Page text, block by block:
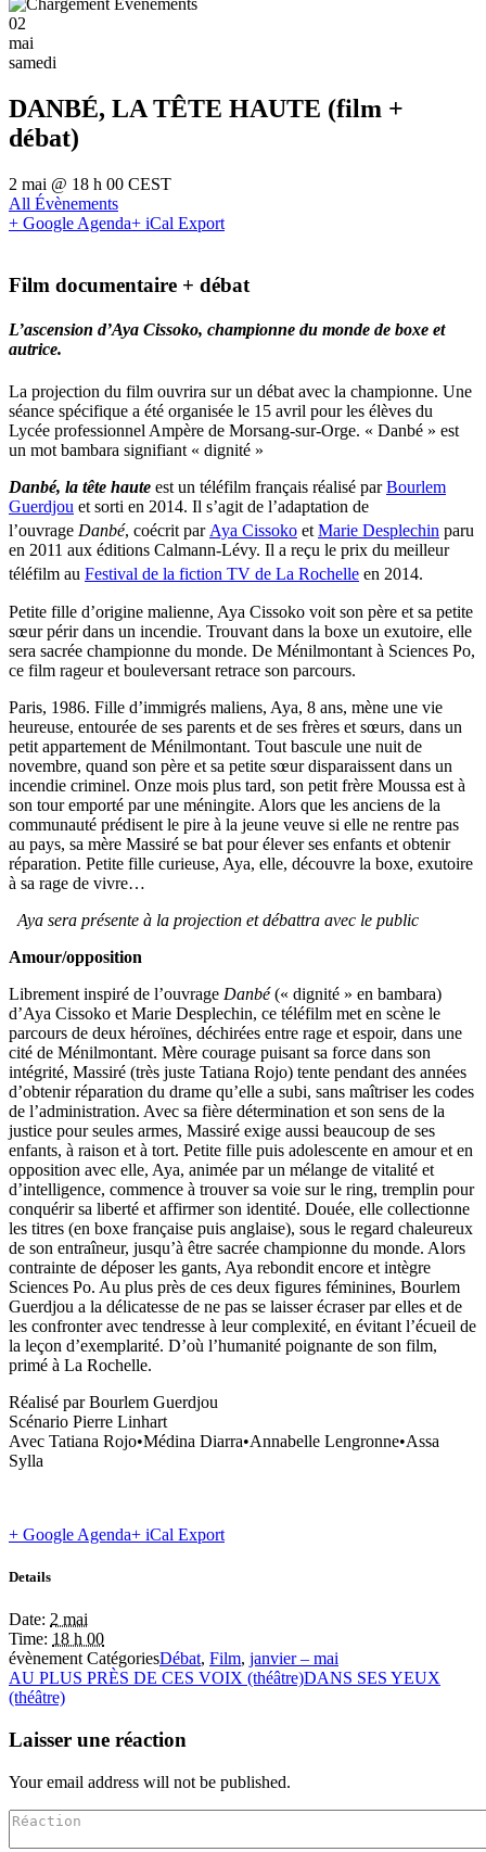
02
mai
samedi
DANBÉ, LA TÊTE HAUTE (film +
débat)
2 mai @ 18 h 00 CEST
All Évènements
+ Google Agenda+ iCal Export
Film documentaire + débat
L’ascension d’Aya Cissoko, championne du monde de boxe et
autrice.
La projection du film ouvrira sur un débat avec la championne. Une
séance spécifique a été organisée le 15 avril pour les élèves du
Lycée professionnel Ampère de Morsang-sur-Orge. « Danbé » est
un mot bambara signifiant « dignité »
Danbé, la tête haute est un téléfilm français réalisé parBourlem
Guerdjou et sorti en 2014. Il s’agit de l’adaptation de
l’ouvrage Danbé, coécrit par Aya Cissoko et Marie Desplechin paru
en 2011 aux éditions Calmann-Lévy. Il a reçu le prix du meilleur
téléfilm au Festival de la fiction TV de La Rochelle en 2014.
Petite fille d’origine malienne, Aya Cissoko voit son père et sa petite
sœur périr dans un incendie. Trouvant dans la boxe un exutoire, elle
sera sacrée championne du monde. De Ménilmontant à Sciences Po,
ce film rageur et bouleversant retrace son parcours.
Paris, 1986. Fille d’immigrés maliens, Aya, 8 ans, mène une vie
heureuse, entourée de ses parents et de ses frères et sœurs, dans un
petit appartement de Ménilmontant. Tout bascule une nuit de
novembre, quand son père et sa petite sœur disparaissent dans un
incendie criminel. Onze mois plus tard, son petit frère Moussa est à
son tour emporté par une méningite. Alors que les anciens de la
communauté prédisent le pire à la jeune veuve si elle ne rentre pas
au pays, sa mère Massiré se bat pour élever ses enfants et obtenir
réparation. Petite fille curieuse, Aya, elle, découvre la boxe, exutoire
à sa rage de vivre…
Aya sera présente à la projection et débattra avec le public
Amour/opposition
Librement inspiré de l’ouvrage Danbé(« dignité » en bambara)
d’Aya Cissoko et Marie Desplechin, ce téléfilm met en scène le
parcours de deux héroïnes, déchirées entre rage et espoir, dans une
cité de Ménilmontant. Mère courage puisant sa force dans son
intégrité, Massiré (très juste Tatiana Rojo) tente pendant des années
d’obtenir réparation du drame qu’elle a subi, sans maîtriser les codes
de l’administration. Avec sa fière détermination et son sens de la
justice pour seules armes, Massiré exige aussi beaucoup de ses
enfants, à raison et à tort. Petite fille puis adolescente en amour et en
opposition avec elle, Aya, animée par un mélange de vitalité et
d’intelligence, commence à trouver sa voie sur le ring, tremplin pour
conquérir sa liberté et affirmer son identité. Douée, elle collectionne
les titres (en boxe française puis anglaise), sous le regard chaleureux
de son entraîneur, jusqu’à être sacrée championne du monde. Alors
contrainte de déposer les gants, Aya rebondit encore et intègre
Sciences Po. Au plus près de ces deux figures féminines, Bourlem
Guerdjou a la délicatesse de ne pas se laisser écraser par elles et de
les confronter avec tendresse à leur complexité, en évitant l’écueil de
la leçon d’exemplarité. D’où l’humanité poignante de son film,
primé à La Rochelle.
Réalisé parBourlem Guerdjou
Scénario Pierre Linhart
Avec Tatiana Rojo•Médina Diarra•Annabelle Lengronne•Assa
Sylla
+ Google Agenda+ iCal Export
Details
Date: 2 mai
Time: 18 h 00
évènement CatégoriesDébat, Film, janvier – mai
AU PLUS PRÈS DE CES VOIX (théâtre)DANS SES YEUX
(théâtre)
Laisser une réaction
Your email address will not be published.